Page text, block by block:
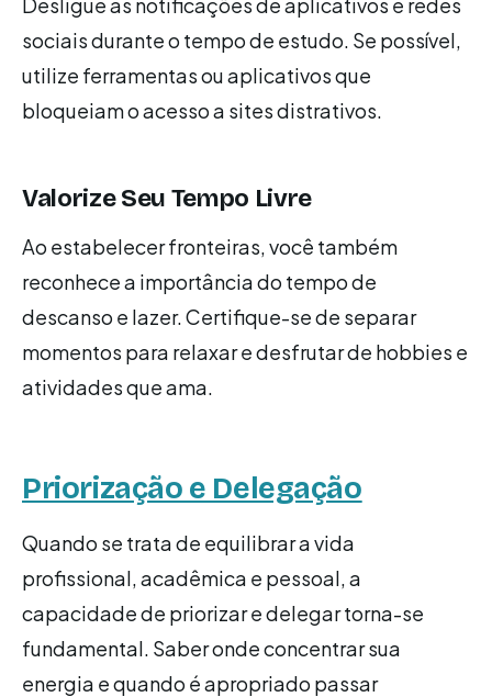
sociais durante o tempo de estudo. Se possível,
utilize ferramentas ou aplicativos que
bloqueiam o acesso a sites distrativos.
Valorize Seu Tempo Livre
Ao estabelecer fronteiras, você também
reconhece a importância do tempo de
descanso e lazer. Certifique-se de separar
momentos para relaxar e desfrutar de hobbies e
atividades que ama.
Priorização e Delegação
Quando se trata de equilibrar a vida
profissional, acadêmica e pessoal, a
capacidade de priorizar e delegar torna-se
fundamental. Saber onde concentrar sua
energia e quando é apropriado passar